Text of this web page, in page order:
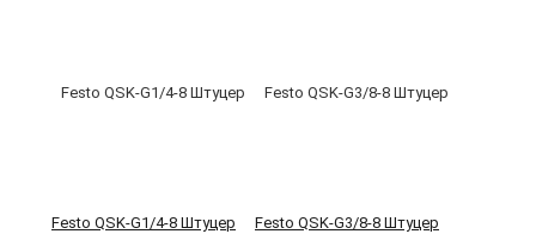
Festo QSK-G1/4-8 Штуцер Festo QSK-G3/8-8 Штуцер